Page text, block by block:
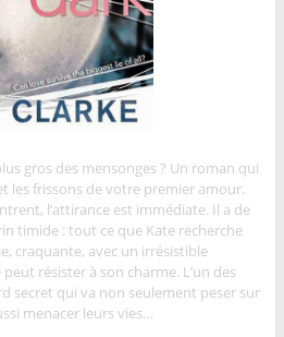
gros des mensonges ? Un roman qui
les frissons de votre premier amour.
l’attirance est immédiate. Il a de
timide : tout ce que Kate recherche
craquante, avec un irrésistible
résister à son charme. L’un des
secret qui va non seulement peser sur
menacer leurs vies…